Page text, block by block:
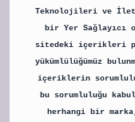
Teknolojileri ve
bir Yer Sağlayıcı
sitedeki içerikleri
yükümlülüğümüz
içeriklerin
bu sorumluluğu
herhangi bir